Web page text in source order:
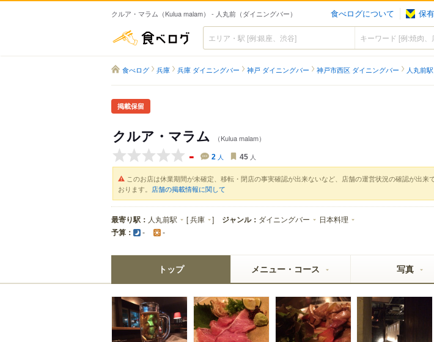
クルア・マラム（Kulua malam） - 人丸前（ダイニングバー） 食べログについて 保
食べログ
食べログ 兵庫 兵庫 ダイニングバー 神戸 ダイニングバー 神戸市西区 ダイニングバー 人丸前
掲載保留
クルア・マラム （Kulua malam）
- 2 人 45 人
このお店は休業期間が未確定、移転・閉店の事実確認が出来ないなど、店舗の運営状況の確認が出来
おります。 店舗の掲載情報に関して
最寄り駅： 人丸前駅 [兵庫 ] ジャンル： ダイニングバー 日本料理
予算： - -
トップ メニュー・コース 写真